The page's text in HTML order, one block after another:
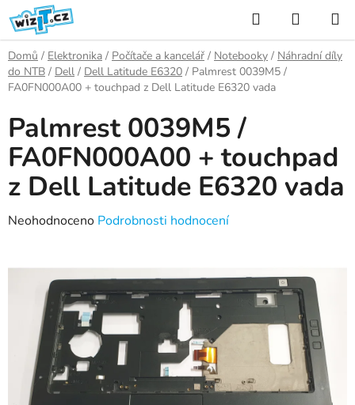
Přejít
na
obsah
Hledat
KOŠÍK
Domů / Elektronika / Počítače a kancelář / Notebooky / Náhradní díly
do NTB / Dell / Dell Latitude E6320 / Palmrest 0039M5 /
FA0FN000A00 + touchpad z Dell Latitude E6320 vada
Palmrest 0039M5 /
FA0FN000A00 + touchpad
z Dell Latitude E6320 vada
Průměrné
hvězdiček.
Neohodnoceno Podrobnosti hodnocení